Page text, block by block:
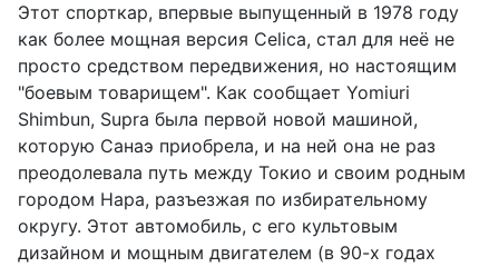
Этот спорткар, впервые выпущенный в 1978 году
как более мощная версия Celica, стал для неё не
просто средством передвижения, но настоящим
"боевым товарищем". Как сообщает Yomiuri
Shimbun, Supra была первой новой машиной,
которую Санаэ приобрела, и на ней она не раз
преодолевала путь между Токио и своим родным
городом Нара, разъезжая по избирательному
округу. Этот автомобиль, с его культовым
дизайном и мощным двигателем (в 90-х годах